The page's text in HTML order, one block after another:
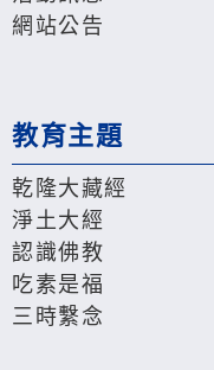
網站公告
教育主題
乾隆大藏經
淨土大經
認識佛教
吃素是福
三時繫念